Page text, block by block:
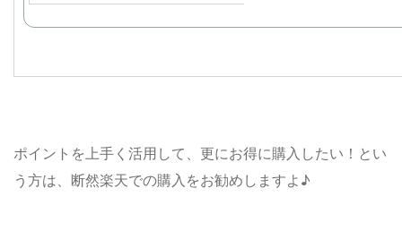
ポイントを上手く活用して、更にお得に購入したい！とい
う方は、断然楽天での購入をお勧めしますよ♪